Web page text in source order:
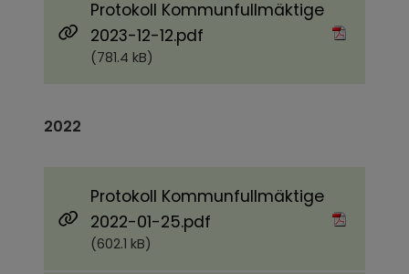
Protokoll Kommunfullmäktige
2023-12-12.pdf
(781.4 kB)
2022
Protokoll Kommunfullmäktige
2022-01-25.pdf
(602.1 kB)